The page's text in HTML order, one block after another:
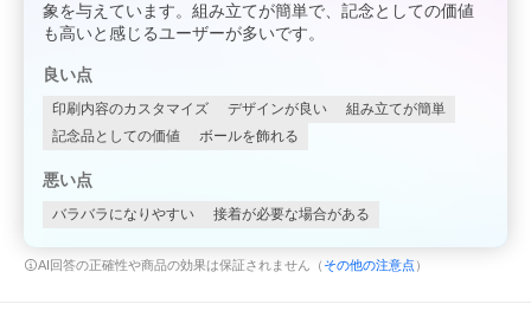
象を与えています。組み立てが簡単で、記念としての価値
も高いと感じるユーザーが多いです。
良い点
印刷内容のカスタマイズ デザインが良い
組み立てが簡単
記念品としての価値
ボールを飾れる
悪い点
バラバラになりやすい 接着が必要な場合がある
AI回答の正確性や商品の効果は保証されません（ その他の注意点 ）